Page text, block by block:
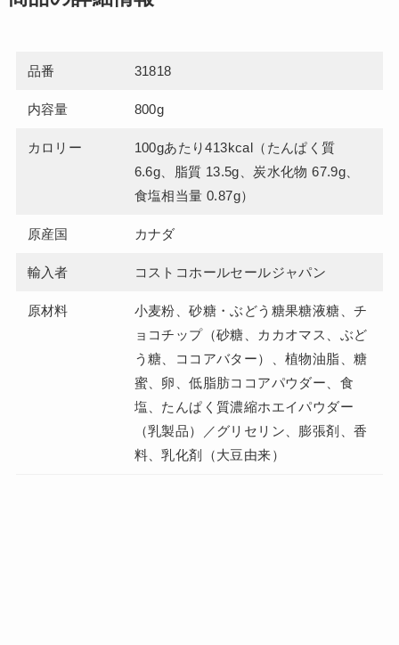
品番 31818
内容量 800g
カロリー
100gあたり413kcal（たんぱく質
6.6g、脂質 13.5g、炭水化物 67.9g、
食塩相当量 0.87g）
原産国 カナダ
輸入者 コストコホールセールジャパン
原材料
小麦粉、砂糖・ぶどう糖果糖液糖、チ
ョコチップ（砂糖、カカオマス、ぶど
う糖、ココアバター）、植物油脂、糖
蜜、卵、低脂肪ココアパウダー、食
塩、たんぱく質濃縮ホエイパウダー
（乳製品）／グリセリン、膨張剤、香
料、乳化剤（大豆由来）